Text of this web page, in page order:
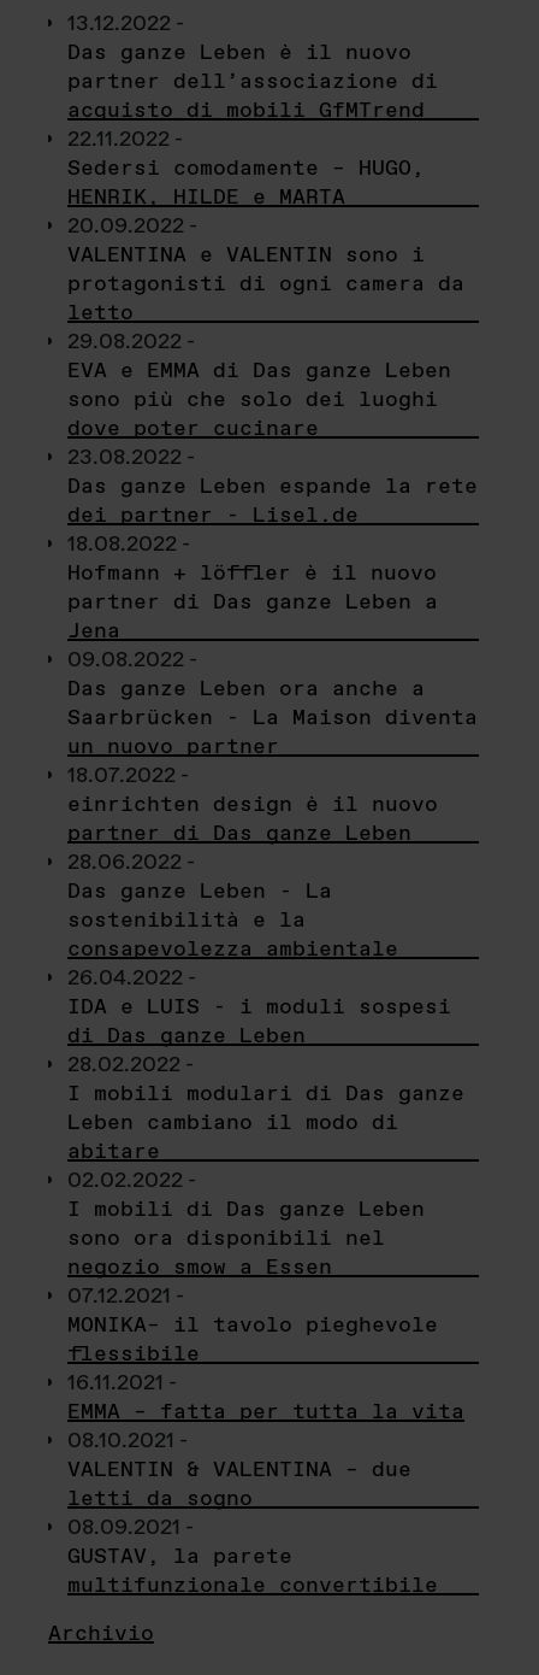
13.12.2022 -
Das ganze Leben è il nuovo
partner dell’associazione di
acquisto di mobili GfMTrend
22.11.2022 -
Sedersi comodamente – HUGO,
HENRIK, HILDE e MARTA
20.09.2022 -
VALENTINA e VALENTIN sono i
protagonisti di ogni camera da
letto
29.08.2022 -
EVA e EMMA di Das ganze Leben
sono più che solo dei luoghi
dove poter cucinare
23.08.2022 -
Das ganze Leben espande la rete
dei partner - Lisel.de
18.08.2022 -
Hofmann + löffler è il nuovo
partner di Das ganze Leben a
Jena
09.08.2022 -
Das ganze Leben ora anche a
Saarbrücken - La Maison diventa
un nuovo partner
18.07.2022 -
einrichten design è il nuovo
partner di Das ganze Leben
28.06.2022 -
Das ganze Leben - La
sostenibilità e la
consapevolezza ambientale
26.04.2022 -
IDA e LUIS - i moduli sospesi
di Das ganze Leben
28.02.2022 -
I mobili modulari di Das ganze
Leben cambiano il modo di
abitare
02.02.2022 -
I mobili di Das ganze Leben
sono ora disponibili nel
negozio smow a Essen
07.12.2021 -
MONIKA– il tavolo pieghevole
flessibile
16.11.2021 -
EMMA – fatta per tutta la vita
08.10.2021 -
VALENTIN & VALENTINA – due
letti da sogno
08.09.2021 -
GUSTAV, la parete
multifunzionale convertibile
Archivio